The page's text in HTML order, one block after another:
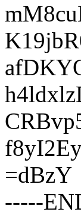
=dBzY
-----